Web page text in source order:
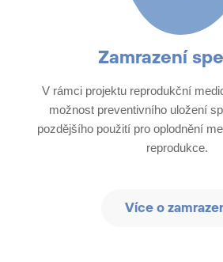
Zamrazení
V rámci projektu reprodukční
možnost preventivního uložení
pozdějšího použití pro oplodnění
reprodukce.
Více o